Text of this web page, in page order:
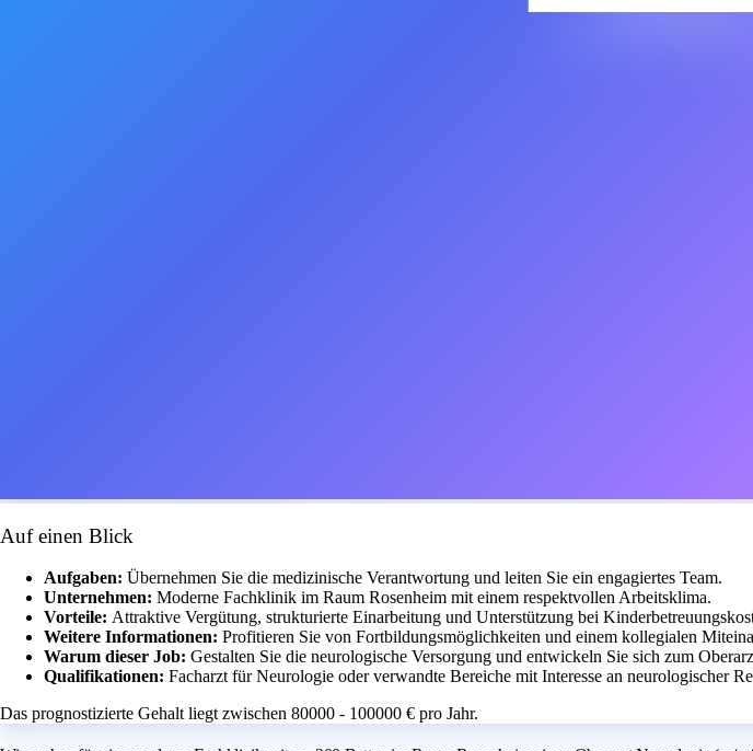
Auf einen Blick
Aufgaben: Übernehmen Sie die medizinische Verantwortung und leiten Sie ein engagiertes Team.
Unternehmen: Moderne Fachklinik im Raum Rosenheim mit einem respektvollen Arbeitsklima.
Vorteile: Attraktive Vergütung, strukturierte Einarbeitung und Unterstützung bei
Weitere Informationen: Profitieren Sie von Fortbildungsmöglichkeiten und einem kollegialen
Warum dieser Job: Gestalten Sie die neurologische Versorgung und entwickeln Sie sich zum
Qualifikationen: Facharzt für Neurologie oder verwandte Bereiche mit Interesse an neurologischer
Das prognostizierte Gehalt liegt zwischen 80000 - 100000 € pro Jahr.